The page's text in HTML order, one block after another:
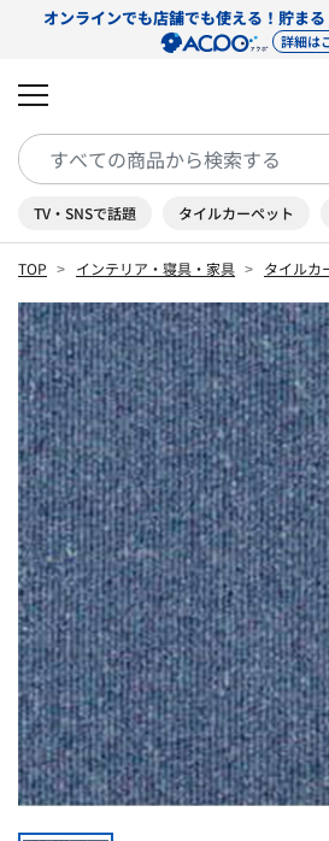
オンラインでも店舗でも使える！貯まる
詳細は
TV・SNSで話題 タイルカーペット
TOP インテリア・寝具・家具 タイルカ